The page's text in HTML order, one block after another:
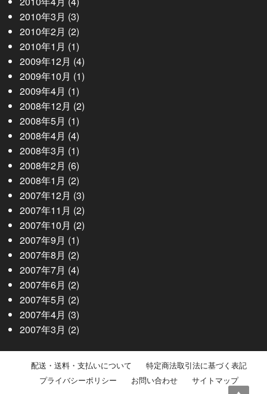
2010年3月 (3)
2010年2月 (2)
2010年1月 (1)
2009年12月 (4)
2009年10月 (1)
2009年4月 (1)
2008年12月 (2)
2008年5月 (1)
2008年4月 (4)
2008年3月 (1)
2008年2月 (6)
2008年1月 (2)
2007年12月 (3)
2007年11月 (2)
2007年10月 (2)
2007年9月 (1)
2007年8月 (2)
2007年7月 (4)
2007年6月 (2)
2007年5月 (2)
2007年4月 (3)
2007年3月 (2)
配送・送料・支払いについて
特定商法取引法に基づく表記
プライバシーポリシー
お問い合わせ サイトマップ